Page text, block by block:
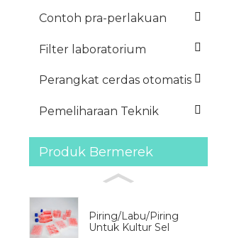
Contoh pra-perlakuan
Filter laboratorium
Perangkat cerdas otomatis
Pemeliharaan Teknik
Produk Bermerek
Piring/Labu/Piring
Untuk Kultur Sel